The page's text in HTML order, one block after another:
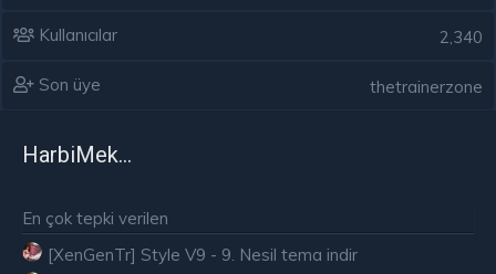
Kullanıcılar 2,340
Son üye thetrainerzone
HarbiMekân
En çok tepki verilen
[XenGenTr] Style V9 - 9. Nesil tema indir